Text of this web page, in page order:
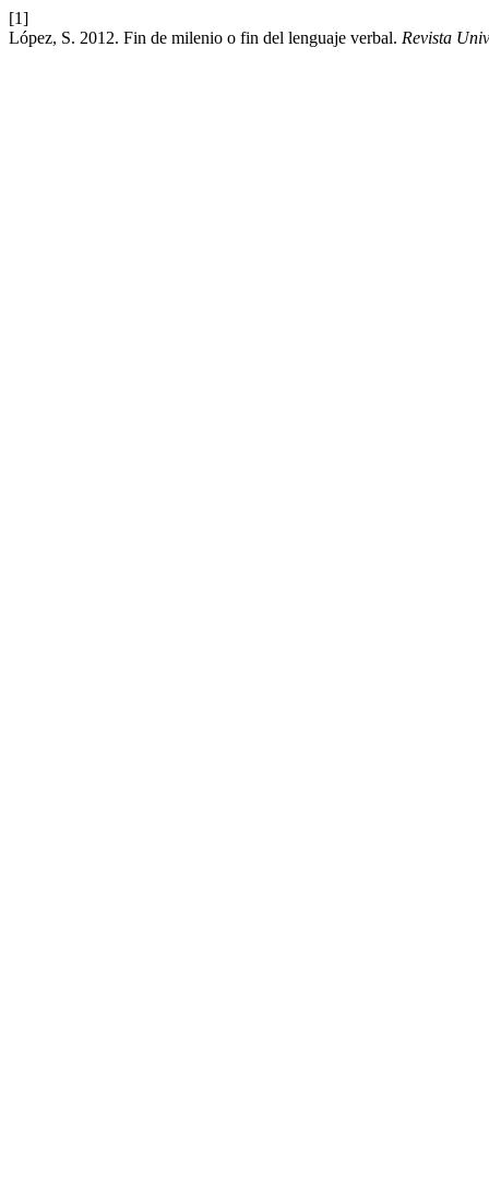
[1]
López, S. 2012. Fin de milenio o fin del lenguaje verbal. Revista